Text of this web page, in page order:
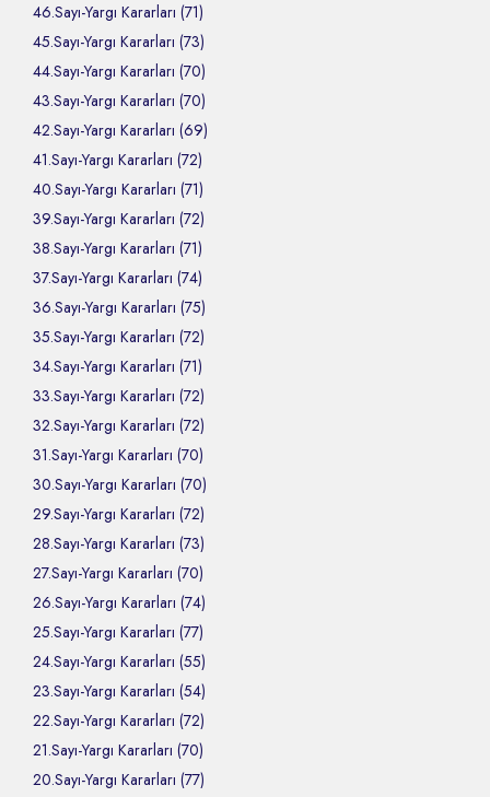
46.Sayı-Yargı Kararları (71)
45.Sayı-Yargı Kararları (73)
44.Sayı-Yargı Kararları (70)
43.Sayı-Yargı Kararları (70)
42.Sayı-Yargı Kararları (69)
41.Sayı-Yargı Kararları (72)
40.Sayı-Yargı Kararları (71)
39.Sayı-Yargı Kararları (72)
38.Sayı-Yargı Kararları (71)
37.Sayı-Yargı Kararları (74)
36.Sayı-Yargı Kararları (75)
35.Sayı-Yargı Kararları (72)
34.Sayı-Yargı Kararları (71)
33.Sayı-Yargı Kararları (72)
32.Sayı-Yargı Kararları (72)
31.Sayı-Yargı Kararları (70)
30.Sayı-Yargı Kararları (70)
29.Sayı-Yargı Kararları (72)
28.Sayı-Yargı Kararları (73)
27.Sayı-Yargı Kararları (70)
26.Sayı-Yargı Kararları (74)
25.Sayı-Yargı Kararları (77)
24.Sayı-Yargı Kararları (55)
23.Sayı-Yargı Kararları (54)
22.Sayı-Yargı Kararları (72)
21.Sayı-Yargı Kararları (70)
20.Sayı-Yargı Kararları (77)